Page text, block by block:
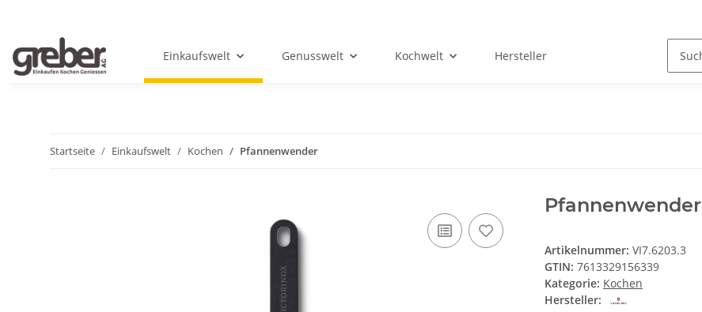
Einkaufswelt Genusswelt Kochwelt Hersteller
Startseite Einkaufswelt Kochen Pfannenwender
Pfannenwender
Artikelnummer: VI7.6203.3
GTIN: 7613329156339
Kategorie: Kochen
Hersteller: